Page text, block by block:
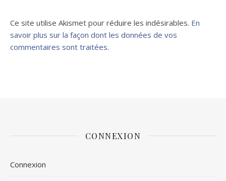
Ce site utilise Akismet pour réduire les indésirables. En
savoir plus sur la façon dont les données de vos
commentaires sont traitées.
CONNEXION
Connexion